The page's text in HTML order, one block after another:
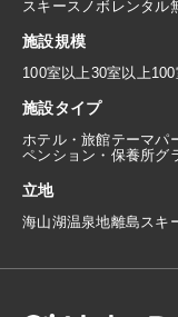
スキースノボレンタル
施設規模
100室以上30室以上
施設タイプ
ホテル・旅館テーマパ
ペンション・保養所グ
立地
海山湖温泉地離島 スキ